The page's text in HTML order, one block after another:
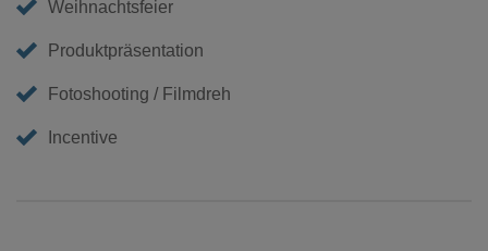
Weihnachtsfeier
Produktpräsentation
Fotoshooting / Filmdreh
Incentive